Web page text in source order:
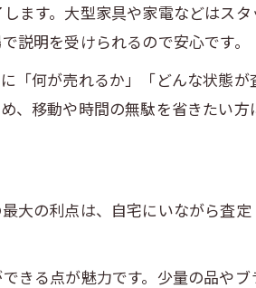
進め方と成功の秘訣
出張買取の注意点
ショップを比較するコツ
するコツとは何か
応を円滑に進めるコツ
を同時に進める秘訣
手間を減らすポイント
ます。大型家具や家電などはス
説明を受けられるので安心です。
何が売れるか」「どんな状態が
移動や時間の無駄を省きたい方
大の利点は、自宅にいながら査
きる点が魅力です。少量の品や